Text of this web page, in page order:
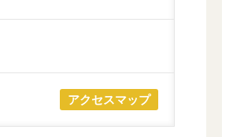
アクセスマップ